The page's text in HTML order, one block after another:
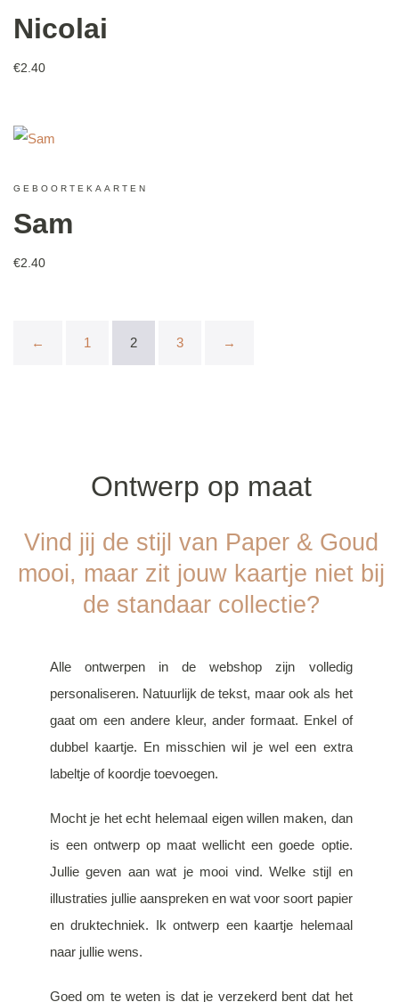
Nicolai
€2.40
GEBOORTEKAARTEN
Sam
€2.40
← 1 2 3 →
Ontwerp op maat
Vind jij de stijl van Paper & Goud
mooi, maar zit jouw kaartje niet bij
de standaar collectie?
Alle ontwerpen in de webshop zijn volledig
personaliseren. Natuurlijk de tekst, maar ook als het
gaat om een andere kleur, ander formaat. Enkel of
dubbel kaartje. En misschien wil je wel een extra
labeltje of koordje toevoegen.
Mocht je het echt helemaal eigen willen maken, dan
is een ontwerp op maat wellicht een goede optie.
Jullie geven aan wat je mooi vind. Welke stijl en
illustraties jullie aanspreken en wat voor soort papier
en druktechniek. Ik ontwerp een kaartje helemaal
naar jullie wens.
Goed om te weten is dat je verzekerd bent dat het